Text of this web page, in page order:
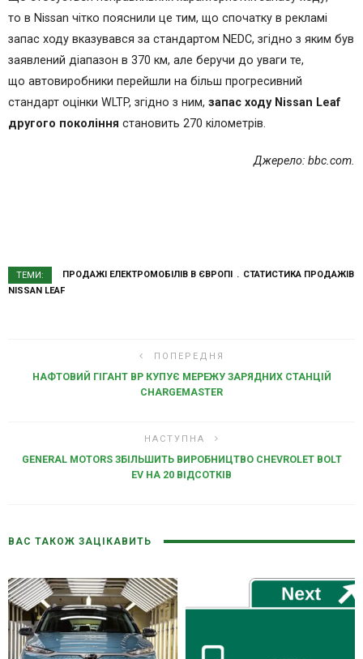
то в Nissan чітко пояснили це тим, що спочатку в рекламі
запас ходу вказувався за стандартом NEDC, згідно з яким був
заявлений діапазон в 370 км, але беручи до уваги те,
що автовиробники перейшли на більш прогресивний
стандарт оцінки WLTP, згідно з ним, запас ходу Nissan Leaf
другого покоління становить 270 кілометрів.
Джерело: bbc.com.
ТЕМИ: ПРОДАЖІ ЕЛЕКТРОМОБІЛІВ В ЄВРОПІ
СТАТИСТИКА ПРОДАЖІВ
NISSAN LEAF
ПОПЕРЕДНЯ
НАФТОВИЙ ГІГАНТ BP КУПУЄ МЕРЕЖУ ЗАРЯДНИХ СТАНЦІЙ
CHARGEMASTER
НАСТУПНА
GENERAL MOTORS ЗБІЛЬШИТЬ ВИРОБНИЦТВО CHEVROLET BOLT
EV НА 20 ВІДСОТКІВ
ВАС ТАКОЖ ЗАЦІКАВИТЬ